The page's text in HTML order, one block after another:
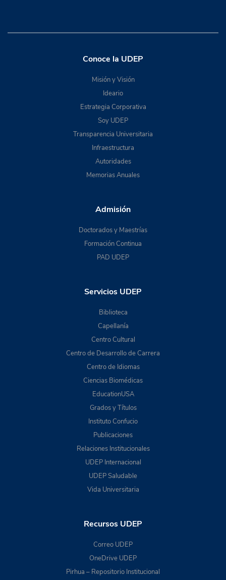
Conoce la UDEP
Misión y Visión
Ideario
Estrategia Corporativa
Soy UDEP
Transparencia Universitaria
Infraestructura
Autoridades
Memorias Anuales
Admisión
Doctorados y Maestrías
Formación Continua
PAD UDEP
Servicios UDEP
Biblioteca
Capellanía
Centro Cultural
Centro de Desarrollo de Carrera
Centro de Idiomas
Ciencias Biomédicas
EducationUSA
Grados y Títulos
Instituto Confucio
Publicaciones
Relaciones Institucionales
UDEP Internacional
UDEP Saludable
Vida Universitaria
Recursos UDEP
Correo UDEP
OneDrive UDEP
Pirhua – Repositorio Institucional